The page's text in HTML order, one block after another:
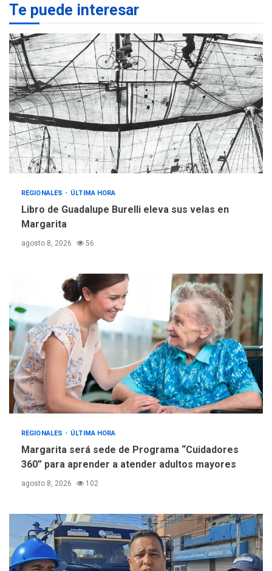
2
Margarita será sede de
para aprender a atender
adultos mayores
3
REGIONALES ÚLTIMA HORA
Mariño fortalece capacidad
operativa con flota
vehicular de 60 unidades
adquiridas en un año de
gestión
4
REGIONALES ÚLTIMA HORA
«Juan Bautista Arismendi» a
la altura de Macho Muerto
trabajan en diplomado para
creación y manejo de
estadísticas de turismo
Te puede interesar
REGIONALES ÚLTIMA HORA
Libro de Guadalupe Burelli eleva sus velas en
Margarita
agosto 8, 2026 56
REGIONALES ÚLTIMA HORA
Margarita será sede de Programa “Cuidadores
360” para aprender a atender adultos mayores
agosto 8, 2026 102